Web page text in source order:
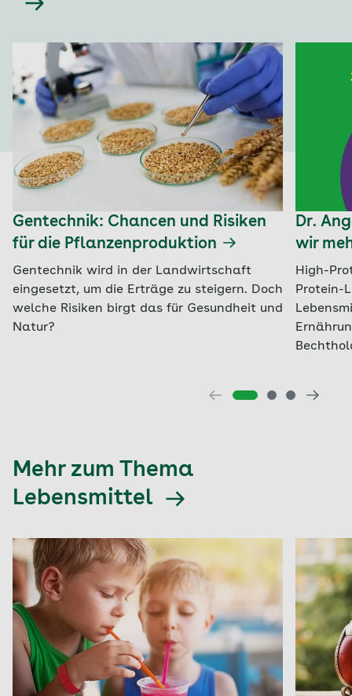
Gentechnik: Chancen und Risiken
für die Pflanzenproduktion
Gentechnik wird in der Landwirtschaft
eingesetzt, um die Erträge zu steigern. Doch
welche Risiken birgt das für Gesundheit und
Natur?
Dr.
wir
High-
Protein-
Mehr zum Thema
Lebensmittel